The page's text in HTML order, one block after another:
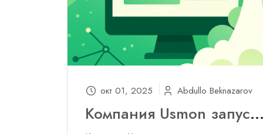
окт 01, 2025 Abdullo Beknazarov
Компания Usmon запустил